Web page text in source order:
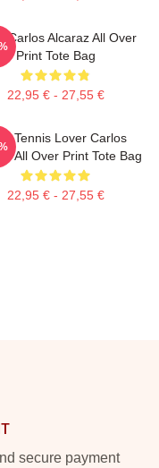
Carlos Alcaraz All Over
Print Tote Bag
22,95 € - 27,55 €
Tennis Lover Carlos
All Over Print Tote Bag
22,95 € - 27,55 €
secure payment